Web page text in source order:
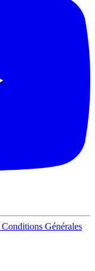
Conditions Générales